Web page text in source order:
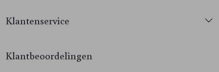
Klantenservice
Klantbeoordelingen